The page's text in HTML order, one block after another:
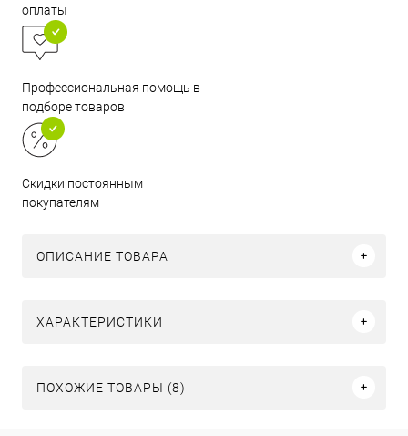
оплаты
Профессиональная помощь в
подборе товаров
Скидки постоянным
покупателям
ОПИСАНИЕ ТОВАРА
ХАРАКТЕРИСТИКИ
ПОХОЖИЕ ТОВАРЫ (8)